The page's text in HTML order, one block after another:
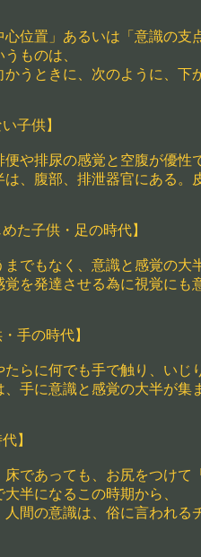
心位置」あるいは「意識の支
ものは、
うときに、次のように、下
子供】
や排尿の感覚と空腹が優性
、腹部、排泄器官にある。
た子供・足の時代】
でもなく、意識と感覚の大
を発達させる為に視覚にも
手の時代】
らに何でも手で触り、いじ
手に意識と感覚の大半が集
】
床であっても、お尻をつけて
半になるこの時期から、
人間の意識は、俗に言われる